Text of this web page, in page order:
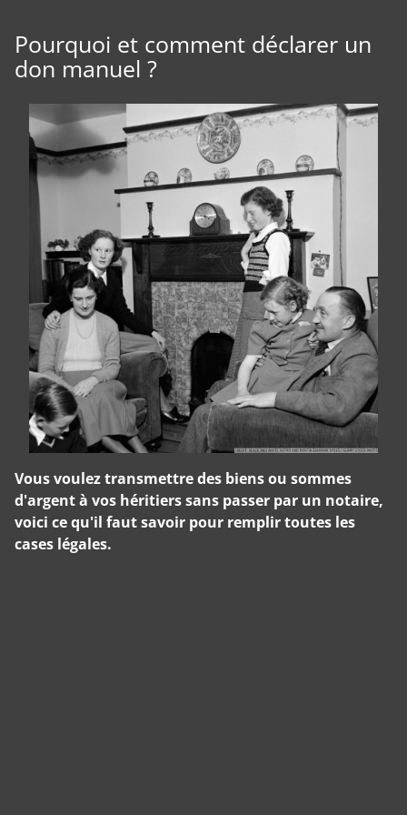
Pourquoi et comment déclarer un
don manuel ?
Vous voulez transmettre des biens ou sommes
d'argent à vos héritiers sans passer par un notaire,
voici ce qu'il faut savoir pour remplir toutes les
cases légales.